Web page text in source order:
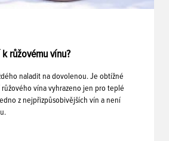
růžovému vínu?
naladit na dovolenou. Je obtížné
vína vyhrazeno jen pro teplé
z nejpřizpůsobivějších vín a není